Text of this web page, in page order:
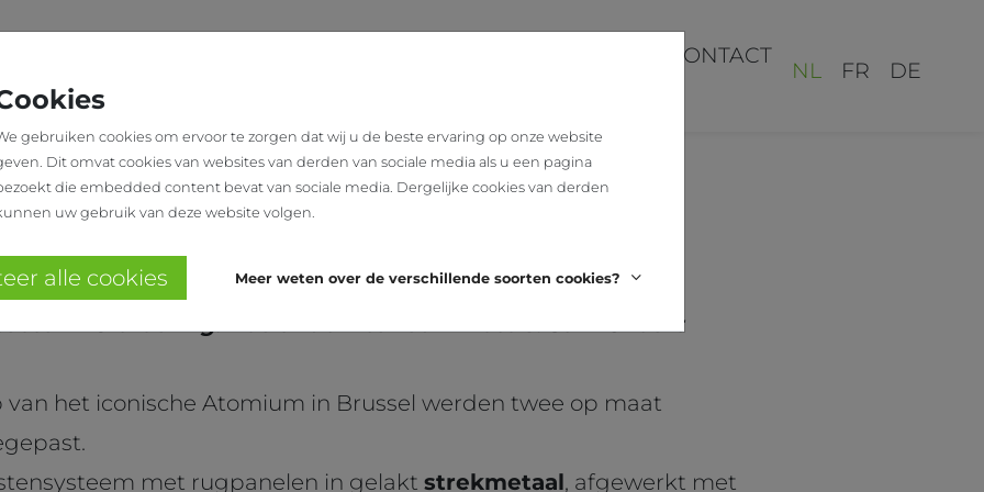
CONTACT
NL FR DE
GIFTSHOP
- Uitvoering: Roelandt Interieur - Foto's: Sam Gilbert
het iconische Atomium in Brussel werden twee op maat
met rugpanelen in gelakt strekmetaal, afgewerkt met
gebruiken cookies om ervoor te zorgen dat wij u de beste ervaring op onze website
Dit omvat cookies van websites van derden van sociale media als u een pagina
die embedded content bevat van sociale media. Dergelijke cookies van derden
uw gebruik van deze website volgen.
alle cookies Meer weten over de verschillende soorten cookies?